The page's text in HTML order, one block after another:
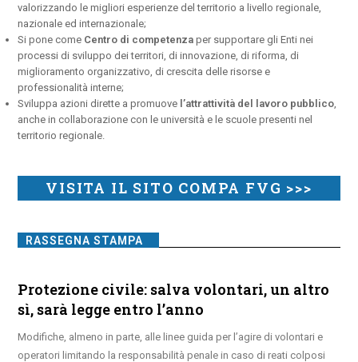
valorizzando le migliori esperienze del territorio a livello regionale,
nazionale ed internazionale;
Si pone come Centro di competenza per supportare gli Enti nei
processi di sviluppo dei territori, di innovazione, di riforma, di
miglioramento organizzativo, di crescita delle risorse e
professionalità interne;
Sviluppa azioni dirette a promuove l’attrattività del lavoro pubblico
anche in collaborazione con le università e le scuole presenti nel
territorio regionale.
VISITA IL SITO COMPA FVG >>>
RASSEGNA STAMPA
Protezione civile: salva volontari, un altro
sì, sarà legge entro l’anno
Modifiche, almeno in parte, alle linee guida per l’agire di volontari e
operatori limitando la responsabilità penale in caso di reati colposi